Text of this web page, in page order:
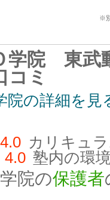
※
学院 東武
コミ
院の詳細を見
4.0 カリキュ
4.0 塾内の環
院の保護者